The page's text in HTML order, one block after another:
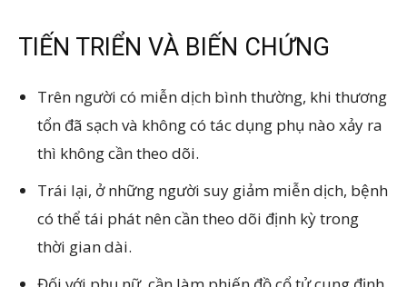
TIẾN TRIỂN VÀ BIẾN CHỨNG
Trên người có miễn dịch bình thường, khi thương
tổn đã sạch và không có tác dụng phụ nào xảy ra
thì không cần theo dõi.
Trái lại, ở những người suy giảm miễn dịch, bệnh
có thể tái phát nên cần theo dõi định kỳ trong
thời gian dài.